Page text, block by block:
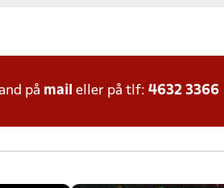
på mail eller på tlf: 4632 3366